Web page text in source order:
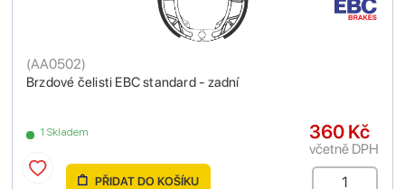
Brzdové čelisti EBC standard - zadní
(AA0502)
1 Skladem 360 Kč
včetně DPH
PŘIDAT DO KOŠÍKU